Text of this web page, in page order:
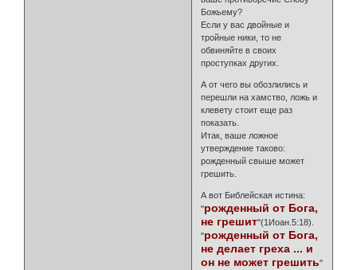
Божьему?
Если у вас двойные и
тройные ники, то не
обвиняйте в своих
проступках других.
А от чего вы обозлились и
перешли на хамство, ложь и
клевету стоит еще раз
показать.
Итак, ваше ложное
утверждение таково:
рожденный свыше может
грешить.
А вот Библейская истина:
"рожденный от Бога,
не грешит"(1Иоан.5:18).
"рожденный от Бога,
не делает греха ... и
он не может грешить"